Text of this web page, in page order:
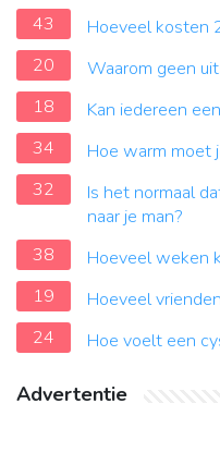
43
Hoeveel kosten
20
Waarom geen
18
Kan iedereen
34
Hoe warm moet
32
Is het normaal
naar je man?
38
Hoeveel weken
19
Hoeveel
24
Hoe voelt een
Advertentie